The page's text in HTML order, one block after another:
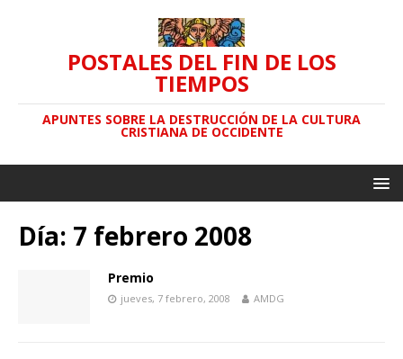
POSTALES DEL FIN DE LOS
TIEMPOS
APUNTES SOBRE LA DESTRUCCIÓN DE LA CULTURA
CRISTIANA DE OCCIDENTE
Día: 7 febrero 2008
Premio
jueves, 7 febrero, 2008 AMDG